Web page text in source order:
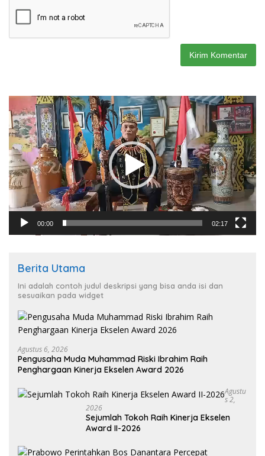
Pemutar
Video
00:00 02:17
Berita Utama
Ini adalah contoh judul deskripsi yang bisa anda isi dan
sesuaikan pada widget
Agustus 6, 2026
Pengusaha Muda Muhammad Riski Ibrahim Raih
Penghargaan Kinerja Ekselen Award 2026
Agustu
S 2,
2026
Sejumlah Tokoh Raih Kinerja Ekselen
Award II-2026